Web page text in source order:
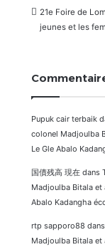
21e Foire de
jeunes et les
Pupuk cair terbaik
colonel Madjoulba
Le Gle Abalo
国債残高 現在 dans
Madjoulba Bitala et
Abalo Kadangha
rtp sapporo88 dans
Madjoulba Bitala et